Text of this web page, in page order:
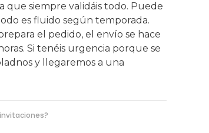
que siempre validáis todo. Puede
es fluido según temporada.
el pedido, el envío se hace
Si tenéis urgencia porque se
y llegaremos a una